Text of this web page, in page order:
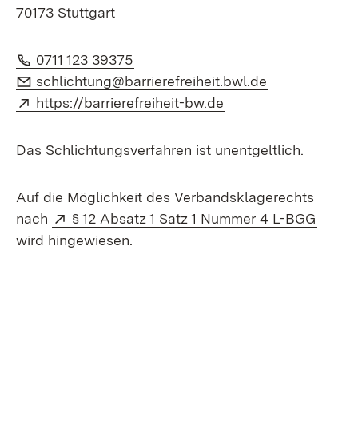
70173 Stuttgart
Telefon:
0711 123 39375
E-Mail:
schlichtung@barrierefreiheit.bwl.de
Extern:
https://barrierefreiheit-bw.de
Das Schlichtungsverfahren ist unentgeltlich.
Auf die Möglichkeit des Verbandsklagerechts
nach
Extern:
§ 12 Absatz 1 Satz 1 Nummer 4 L-BGG
wird hingewiesen.